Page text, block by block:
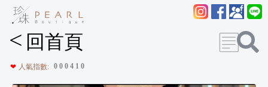
< 回首頁
❤ 人氣指數: 0 0 0 4 1 0